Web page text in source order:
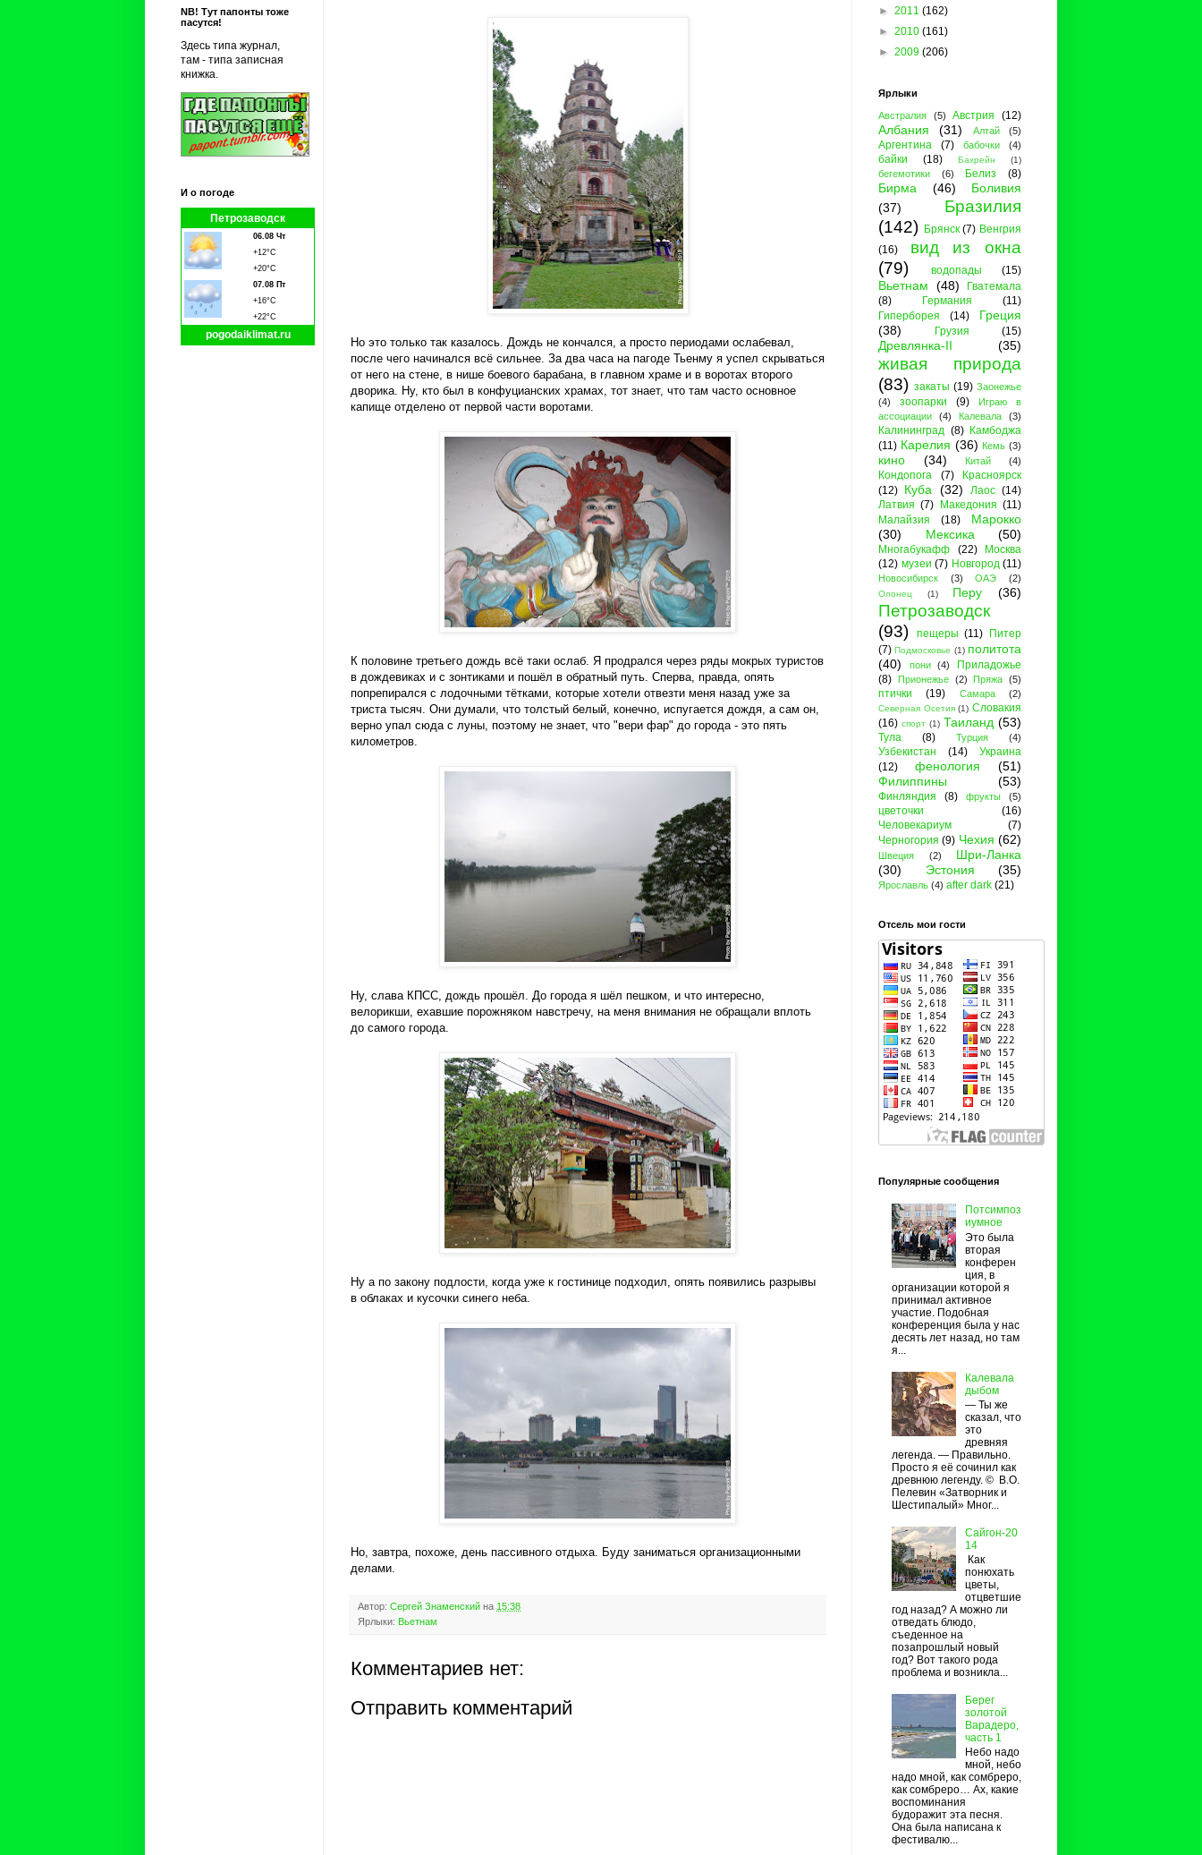
Но это только так казалось. Дождь не кончался, а просто периодами ослабевал,
после чего начинался всё сильнее. За два часа на пагоде Тьенму я успел скрываться
от него на стене, в нише боевого барабана, в главном храме и в воротах второго
дворика. Ну, кто был в конфуцианских храмах, тот знает, что там часто основное
капище отделено от первой части воротами.
К половине третьего дождь всё таки ослаб. Я продрался через ряды мокрых туристов
в дождевиках и с зонтиками и пошёл в обратный путь. Сперва, правда, опять
попрепирался с лодочными тётками, которые хотели отвезти меня назад уже за
триста тысяч. Они думали, что толстый белый, конечно, испугается дождя, а сам он,
верно упал сюда с луны, поэтому не знает, что "вери фар" до города - это пять
километров.
Ну, слава КПСС, дождь прошёл. До города я шёл пешком, и что интересно,
велорикши, ехавшие порожняком навстречу, на меня внимания не обращали вплоть
до самого города.
Ну а по закону подлости, когда уже к гостинице подходил, опять появились разрывы
в облаках и кусочки синего неба.
Но, завтра, похоже, день пассивного отдыха. Буду заниматься организационными
делами.
Автор: Сергей Знаменский на 15:38
Ярлыки: Вьетнам
Комментариев нет:
Отправить комментарий
NB! Тут папонты тоже
пасутся!
Здесь типа журнал,
там - типа записная
книжка.
И о погоде
Петрозаводск
06.08 Чт
+12°C
+20°C
07.08 Пт
+16°C
+22°C
pogodaiklimat.ru
► 2011 (162)
► 2010 (161)
► 2009 (206)
Ярлыки
Австралия (5) Австрия (12)
Албания (31) Алтай (5)
Аргентина (7) бабочки (4)
байки (18) Бахрейн (1)
бегемотики (6) Белиз (8)
Бирма (46)
Боливия
(37)
Бразилия
(142) Брянск (7) Венгрия
(16)
вид из окна
(79)
водопады (15)
Вьетнам (48)
Гватемала
(8)
Германия
(11)
Гиперборея
(14)
Греция
(38)
Грузия (15)
Древлянка-II (35)
живая природа
(83) закаты (19) Заонежье
(4)
зоопарки (9)
Играю в
ассоциации
(4) Калевала (3)
Калининград (8)
Камбоджа
(11) Карелия (36) Кемь (3)
кино (34) Китай (4)
Кондопога (7)
Красноярск
(12) Куба (32) Лаос (14)
Латвия (7) Македония (11)
Малайзия
(18)
Марокко
(30)
Мексика (50)
Многабукафф (22)
Москва
(12) музеи (7) Новгород (11)
Новосибирск (3) ОАЭ (2)
Олонец (1) Перу (36)
Петрозаводск
(93)
пещеры (11)
Питер
(7) Подмосковье (1) политота
(40)
пони (4)
Приладожье
(8) Прионежье (2) Пряжа (5)
птички (19) Самара (2)
Северная Осетия (1) Словакия
(16) спорт (1) Таиланд (53)
Тула (8) Турция (4)
Узбекистан (14)
Украина
(12)
фенология
(51)
Филиппины
(53)
Финляндия (8) фрукты (5)
цветочки
(16)
Человекариум
(7)
Черногория (9) Чехия (62)
Швеция (2)
Шри-Ланка
(30)
Эстония (35)
Ярославль (4) after dark (21)
Отсель мои гости
Популярные сообщения
Потсимпоз
иумное
Это была
вторая
конферен
ция, в
организации которой я
принимал активное
участие. Подобная
конференция была у нас
десять лет назад, но там
я...
Калевала
дыбом
— Ты же
сказал, что
это
древняя
легенда. — Правильно.
Просто я её сочинил как
древнюю легенду. © В.О.
Пелевин «Затворник и
Шестипалый» Мног...
Сайгон-20
14
Как
понюхать
цветы,
отцветшие
год назад? А можно ли
отведать блюдо,
съеденное на
позапрошлый новый
год? Вот такого рода
проблема и возникла...
Берег
золотой
Варадеро,
часть 1
Небо надо
мной, небо
надо мной, как сомбреро,
как сомбреро… Ах, какие
воспоминания
будоражит эта песня.
Она была написана к
фестивалю...